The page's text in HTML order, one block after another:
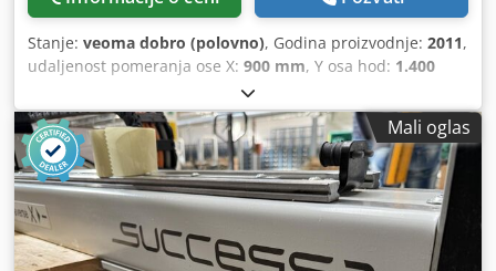
Stanje: veoma dobro (polovno), Godina proizvodnje: 2011,
udaljenost pomeranja ose X: 900 mm, Y osa hod: 1.400
2.800 mm
Oprema:dokumentacija/priručnik, Broj osovina: 3
Crjdoxn Rg Uspfx Amvef Dohvat: 2800 mm Nosivost: 15 kg X
- 900 mm Y - 1400 mm Z - 2800 mm C - 90°
Mali oglas